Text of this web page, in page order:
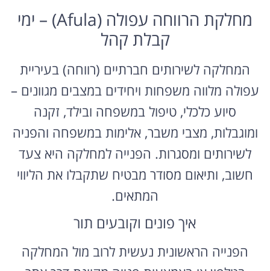
מחלקת הרווחה עפולה (Afula) – ימי
קבלת קהל
המחלקה לשירותים חברתיים (רווחה) בעיריית
עפולה מלווה משפחות ויחידים במצבים מגוונים –
סיוע כלכלי, טיפול במשפחה ובילד, זקנה
ומוגבלות, מצבי משבר, אלימות במשפחה והפניה
לשירותים ומסגרות. הפנייה למחלקה היא צעד
חשוב, ותיאום מסודר מבטיח שתקבלו את הליווי
המתאים.
איך פונים וקובעים תור
הפנייה הראשונית נעשית לרוב מול המחלקה